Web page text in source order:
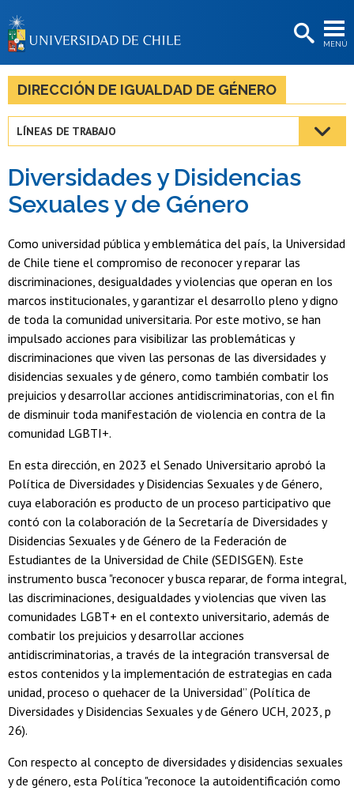
MENÚ
BIBLIOTECAS
LA UNIVERSIDAD
Estudiantes
Académicas/os
Funcionarias/os
Egresadas/os
DIRECCIÓN DE IGUALDAD DE GÉNERO
LÍNEAS DE TRABAJO
Diversidades y Disidencias
Sexuales y de Género
Como universidad pública y emblemática del país, la Universidad
de Chile tiene el compromiso de reconocer y reparar las
discriminaciones, desigualdades y violencias que operan en los
marcos institucionales, y garantizar el desarrollo pleno y digno
de toda la comunidad universitaria. Por este motivo, se han
impulsado acciones para visibilizar las problemáticas y
discriminaciones que viven las personas de las diversidades y
disidencias sexuales y de género, como también combatir los
prejuicios y desarrollar acciones antidiscriminatorias, con el fin
de disminuir toda manifestación de violencia en contra de la
comunidad LGBTI+.
En esta dirección, en 2023 el Senado Universitario aprobó la
Política de Diversidades y Disidencias Sexuales y de Género,
cuya elaboración es producto de un proceso participativo que
contó con la colaboración de la Secretaría de Diversidades y
Disidencias Sexuales y de Género de la Federación de
Estudiantes de la Universidad de Chile (SEDISGEN). Este
instrumento busca "reconocer y busca reparar, de forma integral,
las discriminaciones, desigualdades y violencias que viven las
comunidades LGBT+ en el contexto universitario, además de
combatir los prejuicios y desarrollar acciones
antidiscriminatorias, a través de la integración transversal de
estos contenidos y la implementación de estrategias en cada
unidad, proceso o quehacer de la Universidad” (Política de
Diversidades y Disidencias Sexuales y de Género UCH, 2023, p
26).
Con respecto al concepto de diversidades y disidencias sexuales
y de género, esta Política "reconoce la autoidentificación como